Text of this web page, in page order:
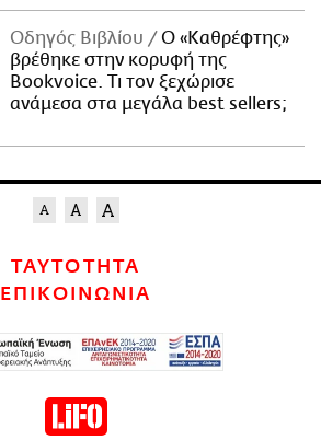
Οδηγός Βιβλίου
Ο «Καθρέφτης»
βρέθηκε στην κορυφή της
Bookvoice. Τι τον ξεχώρισε
ανάμεσα στα μεγάλα best sellers;
ΤΑΥΤΟΤΗΤΑ
ΕΠΙΚΟΙΝΩΝΙΑ